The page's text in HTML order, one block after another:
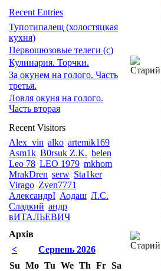
Recent Entries
Тупотипалещ (холостяцкая
кухня)
Первошюзовые телеги (с)
Кулинария. Торчки.
За окунем на голого. Часть
третья.
Ловля окуня на голого.
Часть вторая
Recent Visitors
Alex_vin alko artemik169
Asm1k B0rsuk Z.K. belen
Leo 78 LEO 1979 mkhom
MrakDren serw Sta1ker
Virago Zven7771
АлександрI Аодаш Л.С.
Сладкий андр
вИТАЛЬЕВИЧ
Архів
<
Серпень 2026
Su Mo Tu We Th Fr Sa